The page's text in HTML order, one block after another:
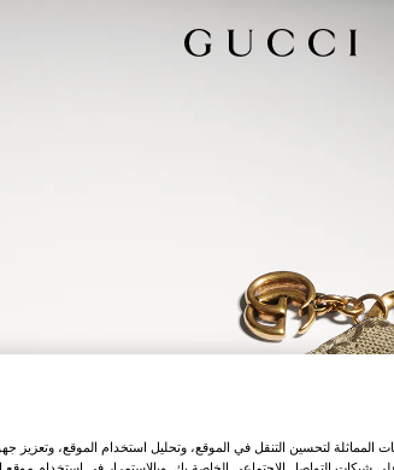
المماثلة لتحسين التنقل في الموقع، وتحليل استخدام الموقع، وتعزيز